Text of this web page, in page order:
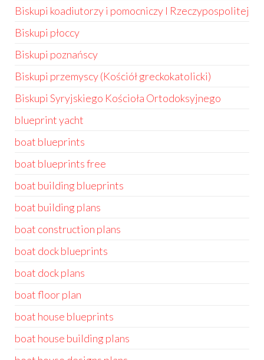
Biskupi koadiutorzy i pomocniczy I Rzeczypospolitej
Biskupi płoccy
Biskupi poznańscy
Biskupi przemyscy (Kościół greckokatolicki)
Biskupi Syryjskiego Kościoła Ortodoksyjnego
blueprint yacht
boat blueprints
boat blueprints free
boat building blueprints
boat building plans
boat construction plans
boat dock blueprints
boat dock plans
boat floor plan
boat house blueprints
boat house building plans